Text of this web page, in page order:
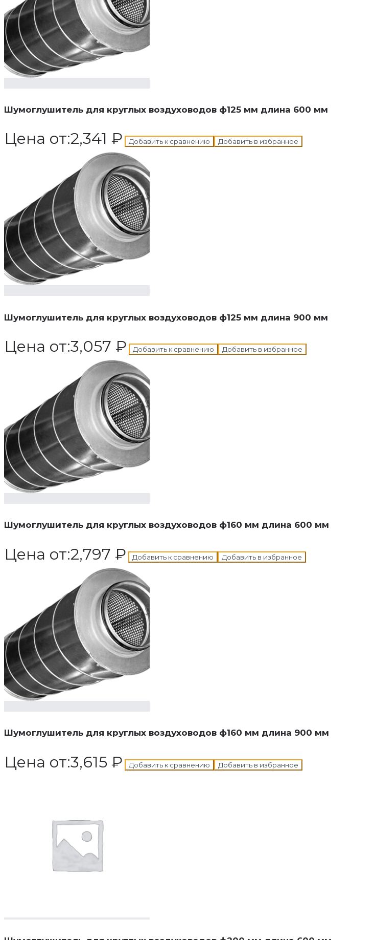
Шумоглушитель для круглых воздуховодов ф125 мм длина 600 мм
Цена от:2,341 ₽ Добавить к сравнению Добавить в избранное
Шумоглушитель для круглых воздуховодов ф125 мм длина 900 мм
Цена от:3,057 ₽ Добавить к сравнению Добавить в избранное
Шумоглушитель для круглых воздуховодов ф160 мм длина 600 мм
Цена от:2,797 ₽ Добавить к сравнению Добавить в избранное
Шумоглушитель для круглых воздуховодов ф160 мм длина 900 мм
Цена от:3,615 ₽ Добавить к сравнению Добавить в избранное